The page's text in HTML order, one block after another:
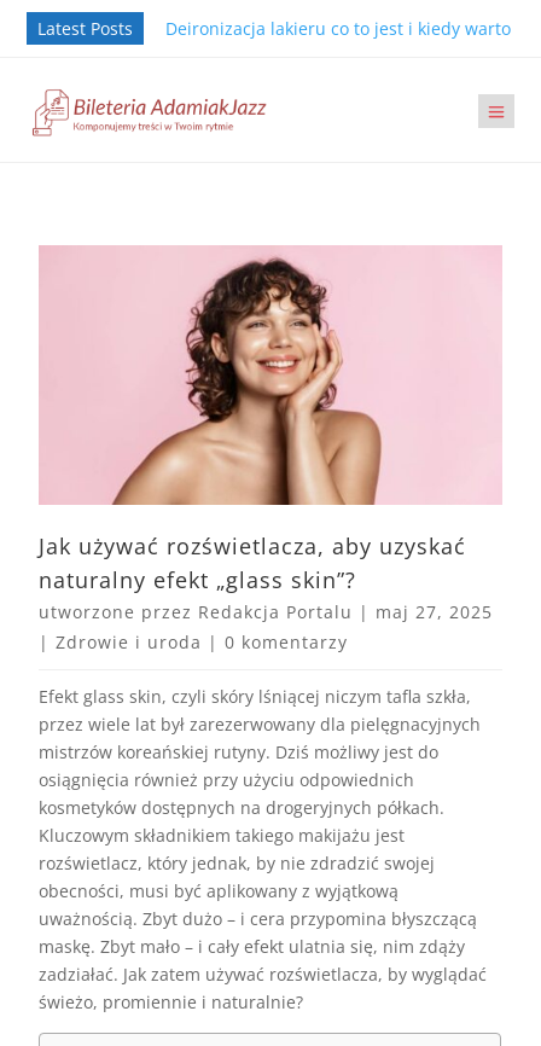
Latest Posts Deironizacja lakieru co to jest i kiedy warto ją
Jak używać rozświetlacza, aby uzyskać
naturalny efekt „glass skin”?
utworzone przez Redakcja Portalu | maj 27, 2025
|Zdrowie i uroda |0 komentarzy
Efekt glass skin, czyli skóry lśniącej niczym tafla szkła,
przez wiele lat był zarezerwowany dla pielęgnacyjnych
mistrzów koreańskiej rutyny. Dziś możliwy jest do
osiągnięcia również przy użyciu odpowiednich
kosmetyków dostępnych na drogeryjnych półkach.
Kluczowym składnikiem takiego makijażu jest
rozświetlacz, który jednak, by nie zdradzić swojej
obecności, musi być aplikowany z wyjątkową
uważnością. Zbyt dużo – i cera przypomina błyszczącą
maskę. Zbyt mało – i cały efekt ulatnia się, nim zdąży
zadziałać. Jak zatem używać rozświetlacza, by wyglądać
świeżo, promiennie i naturalnie?